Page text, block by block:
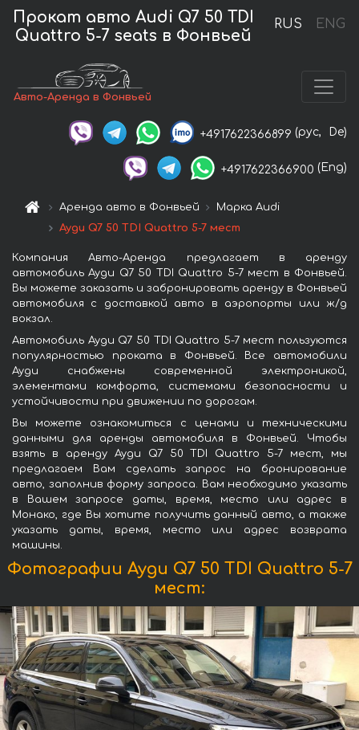
RUS ENG
Прокат авто Audi Q7 50 TDI
Quattro 5-7 seats в Фонвьей
Авто-Аренда в Фонвьей
+4917622366899 (рус, De)
+4917622366900 (Eng)
Аренда авто в Фонвьей
Марка Audi
Ауди Q7 50 TDI Quattro 5-7 мест
Компания Авто-Аренда предлагает в аренду
автомобиль Ауди Q7 50 TDI Quattro 5-7 мест в Фонвьей.
Вы можете заказать и забронировать аренду в Фонвьей
автомобиля с доставкой авто в аэропорты или ж/д
вокзал.
Автомобиль Ауди Q7 50 TDI Quattro 5-7 мест пользуются
популярностью проката в Фонвьей. Все автомобили
Ауди снабжены современной электроникой,
элементами комфорта, системами безопасности и
устойчивости при движении по дорогам.
Вы можете ознакомиться с ценами и техническими
данными для аренды автомобиля в Фонвьей. Чтобы
взять в аренду Ауди Q7 50 TDI Quattro 5-7 мест, мы
предлагаем Вам сделать запрос на бронирование
авто, заполнив форму запроса. Вам необходимо указать
в Вашем запросе даты, время, место или адрес в
Монако, где Вы хотите получить данный авто, а также
указать даты, время, место или адрес возврата
машины.
Фотографии Ауди Q7 50 TDI Quattro 5-7
мест: